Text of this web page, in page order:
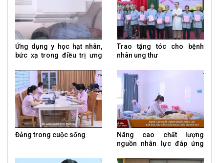
Ứng dụng y học hạt nhân,
bức xạ trong điều trị ưng
Trao tặng tóc cho bệnh
nhân ung thư
Đảng trong cuộc sống
Nâng cao chất lượng
nguồn nhân lực đáp ứng
ung thư